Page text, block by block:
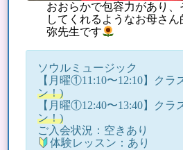
おおらかで包容力があり、
してくれるようなお母さ
弥先生です
ソウルミュージック
【月曜①11:10〜12:10】クラ
ン！)
【月曜①12:40〜13:40】クラ
ン！)
ご入会状況：空きあり
体験レッスン：あり